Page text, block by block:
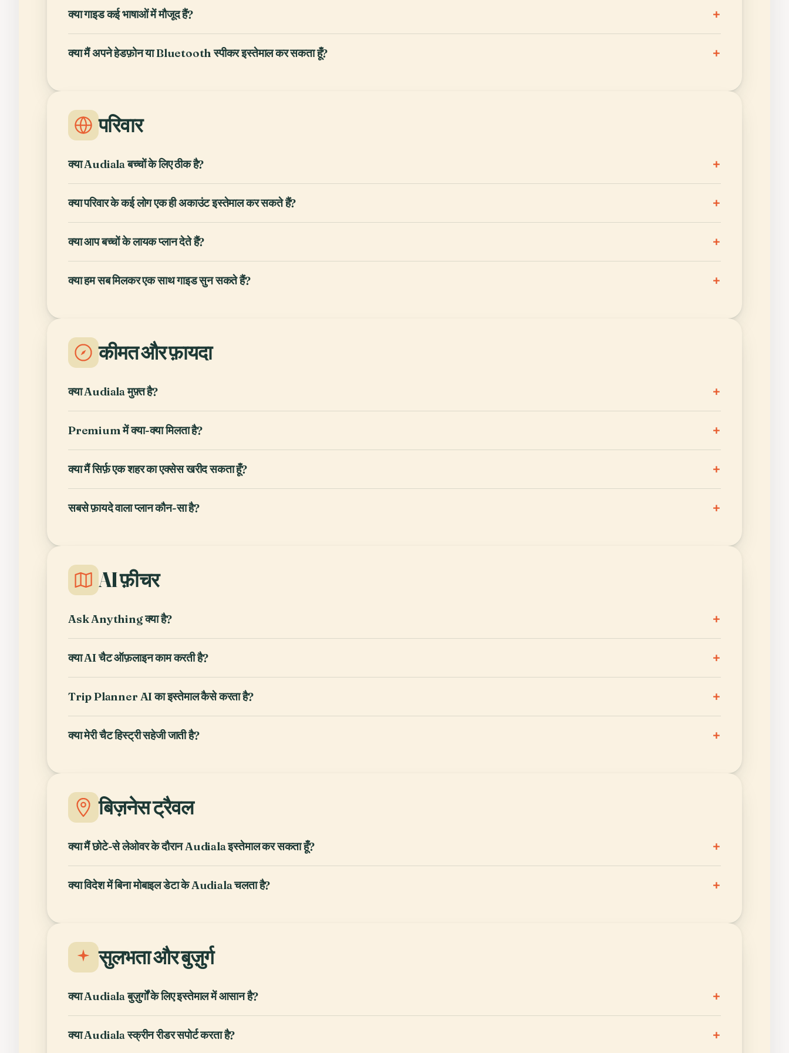
क्या गाइड कई भाषाओं में मौजूद हैं? +
क्या मैं अपने हेडफ़ोन या Bluetooth स्पीकर इस्तेमाल कर सकता हूँ? +
परिवार
क्या Audiala बच्चों के लिए ठीक है? +
क्या परिवार के कई लोग एक ही अकाउंट इस्तेमाल कर सकते हैं? +
क्या आप बच्चों के लायक प्लान देते हैं? +
क्या हम सब मिलकर एक साथ गाइड सुन सकते हैं? +
कीमत और फ़ायदा
क्या Audiala मुफ़्त है? +
Premium में क्या-क्या मिलता है? +
क्या मैं सिर्फ़ एक शहर का एक्सेस खरीद सकता हूँ? +
सबसे फ़ायदे वाला प्लान कौन-सा है? +
AI फ़ीचर
Ask Anything क्या है? +
क्या AI चैट ऑफ़लाइन काम करती है? +
Trip Planner AI का इस्तेमाल कैसे करता है? +
क्या मेरी चैट हिस्ट्री सहेजी जाती है? +
बिज़नेस ट्रैवल
क्या मैं छोटे-से लेओवर के दौरान Audiala इस्तेमाल कर सकता हूँ? +
क्या विदेश में बिना मोबाइल डेटा के Audiala चलता है? +
सुलभता और बुज़ुर्ग
क्या Audiala बुज़ुर्गों के लिए इस्तेमाल में आसान है? +
क्या Audiala स्क्रीन रीडर सपोर्ट करता है? +